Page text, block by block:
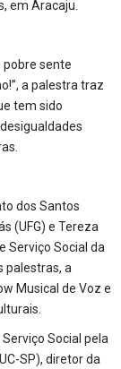
em Aracaju.
pobre sente
a palestra traz
tem sido
dos Santos
(UFG) e Tereza
Serviço Social da
palestras, a
Musical de Voz e
Social pela
SP), diretor da